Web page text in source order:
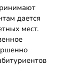
дается
мест.